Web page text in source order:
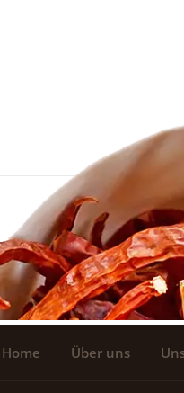
Home Über uns